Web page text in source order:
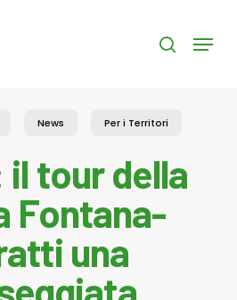
search
Menu
News Per i Territori
il tour della
Fontana-
una